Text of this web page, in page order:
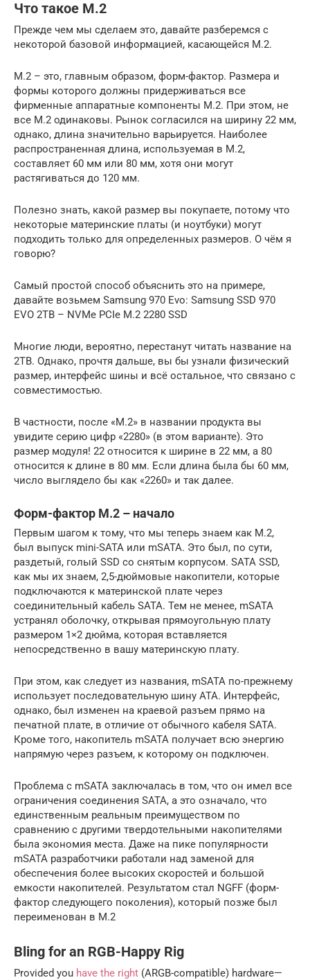
Что такое М.2
Прежде чем мы сделаем это, давайте разберемся с
некоторой базовой информацией, касающейся M.2.
M.2 – это, главным образом, форм-фактор. Размера и
формы которого должны придерживаться все
фирменные аппаратные компоненты M.2. При этом, не
все M.2 одинаковы. Рынок согласился на ширину 22 мм,
однако, длина значительно варьируется. Наиболее
распространенная длина, используемая в M.2,
составляет 60 мм или 80 мм, хотя они могут
растягиваться до 120 мм.
Полезно знать, какой размер вы покупаете, потому что
некоторые материнские платы (и ноутбуки) могут
подходить только для определенных размеров. О чём я
говорю?
Самый простой способ объяснить это на примере,
давайте возьмем Samsung 970 Evo: Samsung SSD 970
EVO 2TB – NVMe PCIe M.2 2280 SSD
Многие люди, вероятно, перестанут читать название на
2TB. Однако, прочтя дальше, вы бы узнали физический
размер, интерфейс шины и всё остальное, что связано с
совместимостью.
В частности, после «M.2» в названии продукта вы
увидите серию цифр «2280» (в этом варианте). Это
размер модуля! 22 относится к ширине в 22 мм, а 80
относится к длине в 80 мм. Если длина была бы 60 мм,
число выглядело бы как «2260» и так далее.
Форм-фактор М.2 – начало
Первым шагом к тому, что мы теперь знаем как M.2,
был выпуск mini-SATA или mSATA. Это был, по сути,
раздетый, голый SSD со снятым корпусом. SATA SSD,
как мы их знаем, 2,5-дюймовые накопители, которые
подключаются к материнской плате через
соединительный кабель SATA. Тем не менее, mSATA
устранял оболочку, открывая прямоугольную плату
размером 1×2 дюйма, которая вставляется
непосредственно в вашу материнскую плату.
При этом, как следует из названия, mSATA по-прежнему
использует последовательную шину ATA. Интерфейс,
однако, был изменен на краевой разъем прямо на
печатной плате, в отличие от обычного кабеля SATA.
Кроме того, накопитель mSATA получает всю энергию
напрямую через разъем, к которому он подключен.
Проблема с mSATA заключалась в том, что он имел все
ограничения соединения SATA, а это означало, что
единственным реальным преимуществом по
сравнению с другими твердотельными накопителями
была экономия места. Даже на пике популярности
mSATA разработчики работали над заменой для
обеспечения более высоких скоростей и большой
емкости накопителей. Результатом стал NGFF (форм-
фактор следующего поколения), который позже был
переименован в M.2
Bling for an RGB-Happy Rig
Provided you have the right (ARGB-compatible) hardware—